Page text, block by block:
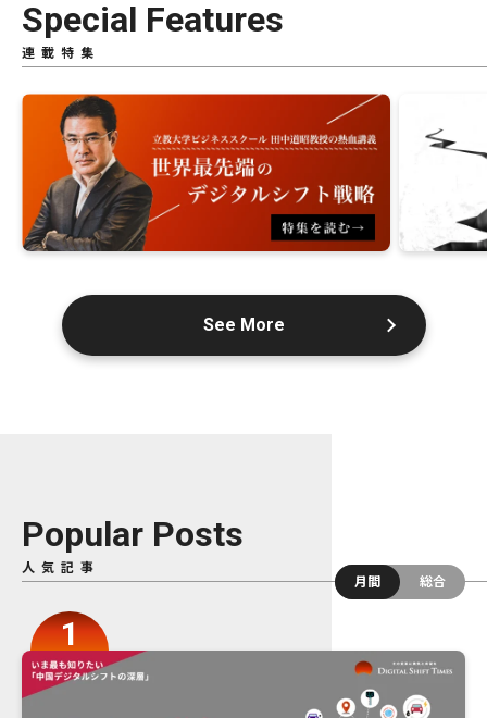
Special Features
連載特集
See More
Popular Posts
人気記事
月間
総合